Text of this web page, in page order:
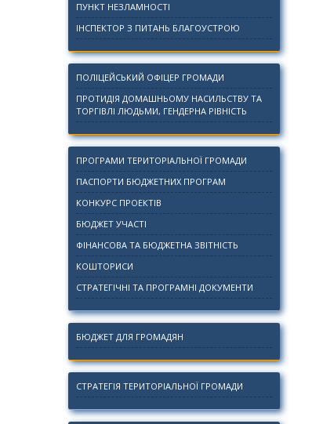
ПУНКТ НЕЗЛАМНОСТІ
ІНСПЕКТОР З ПИТАНЬ БЛАГОУСТРОЮ
ПОЛІЦЕЙСЬКИЙ ОФІЦЕР ГРОМАДИ
ПРОТИДІЯ ДОМАШНЬОМУ НАСИЛЬСТВУ ТА
ТОРГІВЛІ ЛЮДЬМИ, ГЕНДЕРНА РІВНІСТЬ
ПРОГРАМИ ТЕРИТОРІАЛЬНОЇ ГРОМАДИ
ПАСПОРТИ БЮДЖЕТНИХ ПРОГРАМ
КОНКУРС ПРОЕКТІВ
БЮДЖЕТ УЧАСТІ
ФІНАНСОВА ТА БЮДЖЕТНА ЗВІТНІСТЬ
КОШТОРИСИ
СТРАТЕГІЧНІ ТА ПРОГРАМНІ ДОКУМЕНТИ
БЮДЖЕТ ДЛЯ ГРОМАДЯН
СТРАТЕГІЯ ТЕРИТОРІАЛЬНОЇ ГРОМАДИ